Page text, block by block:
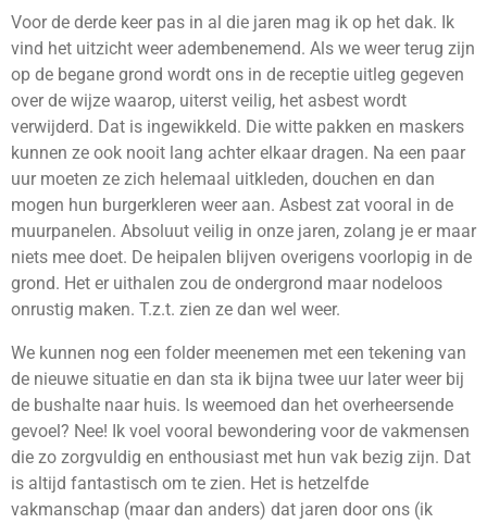
Voor de derde keer pas in al die jaren mag ik op het dak. Ik
vind het uitzicht weer adembenemend. Als we weer terug zijn
op de begane grond wordt ons in de receptie uitleg gegeven
over de wijze waarop, uiterst veilig, het asbest wordt
verwijderd. Dat is ingewikkeld. Die witte pakken en maskers
kunnen ze ook nooit lang achter elkaar dragen. Na een paar
uur moeten ze zich helemaal uitkleden, douchen en dan
mogen hun burgerkleren weer aan. Asbest zat vooral in de
muurpanelen. Absoluut veilig in onze jaren, zolang je er maar
niets mee doet. De heipalen blijven overigens voorlopig in de
grond. Het er uithalen zou de ondergrond maar nodeloos
onrustig maken. T.z.t. zien ze dan wel weer.
We kunnen nog een folder meenemen met een tekening van
de nieuwe situatie en dan sta ik bijna twee uur later weer bij
de bushalte naar huis. Is weemoed dan het overheersende
gevoel? Nee! Ik voel vooral bewondering voor de vakmensen
die zo zorgvuldig en enthousiast met hun vak bezig zijn. Dat
is altijd fantastisch om te zien. Het is hetzelfde
vakmanschap (maar dan anders) dat jaren door ons (ik